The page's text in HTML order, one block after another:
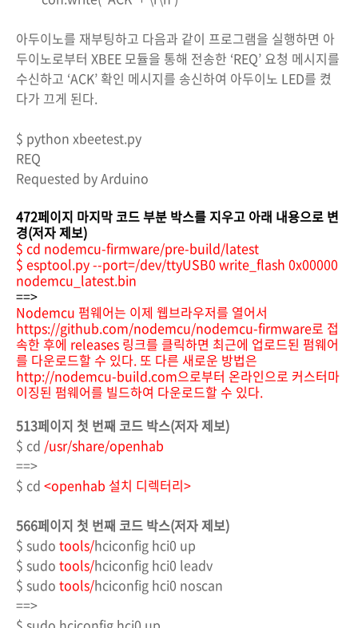
아두이노를 재부팅하고 다음과 같이 프로그램을 실행하면 아
두이노로부터 XBEE 모듈을 통해 전송한 ‘REQ’ 요청 메시지를
수신하고 ‘ACK’ 확인 메시지를 송신하여 아두이노 LED를 켰
다가 끄게 된다.
$ python xbeetest.py
REQ
Requested by Arduino
472페이지 마지막 코드 부분 박스를 지우고 아래 내용으로 변
경(저자 제보)
$ cd nodemcu-firmware/pre-build/latest
$ esptool.py --port=/dev/ttyUSB0 write_flash 0x00000
nodemcu_latest.bin
==>
Nodemcu 펌웨어는 이제 웹브라우저를 열어서
https://github.com/nodemcu/nodemcu-firmware로 접
속한 후에 releases 링크를 클릭하면 최근에 업로드된 펌웨어
를 다운로드할 수 있다. 또 다른 새로운 방법은
http://nodemcu-build.com으로부터 온라인으로 커스터마
이징된 펌웨어를 빌드하여 다운로드할 수 있다.
513페이지 첫 번째 코드 박스(저자 제보)
$ cd /usr/share/openhab
==>
$ cd <openhab 설치 디렉터리>
566페이지 첫 번째 코드 박스(저자 제보)
$ sudo tools/hciconfig hci0 up
$ sudo tools/hciconfig hci0 leadv
$ sudo tools/hciconfig hci0 noscan
==>